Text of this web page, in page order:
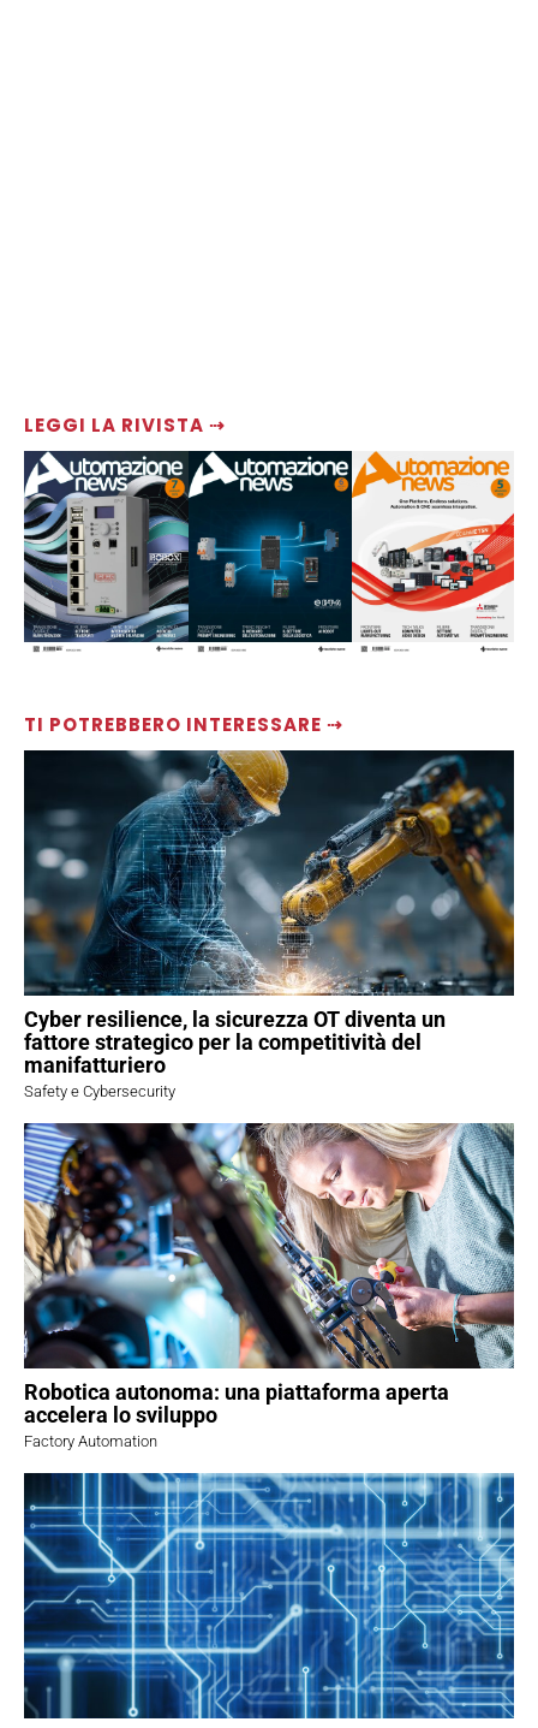
LEGGI LA RIVISTA ⇢
TI POTREBBERO INTERESSARE ⇢
Cyber resilience, la sicurezza OT diventa un
fattore strategico per la competitività del
manifatturiero
Safety e Cybersecurity
Robotica autonoma: una piattaforma aperta
accelera lo sviluppo
Factory Automation